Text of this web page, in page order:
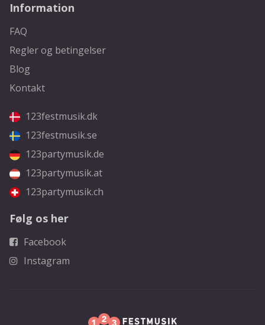
Information
FAQ
Regler og betingelser
Blog
Kontakt
123festmusik.dk
123festmusik.se
123partymusik.de
123partymusik.at
123partymusik.ch
Følg os her
Facebook
Instagram